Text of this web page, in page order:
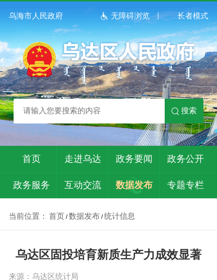
乌海市人民政府 无障碍浏览 长者模式
搜索
首页 走进乌达 政务要闻 政务公开
政务服务 互动交流 数据发布 专题专栏
当前位置： 首页 /数据发布/统计信息
乌达区固投培育新质生产力成效显著
来源：乌达区统计局